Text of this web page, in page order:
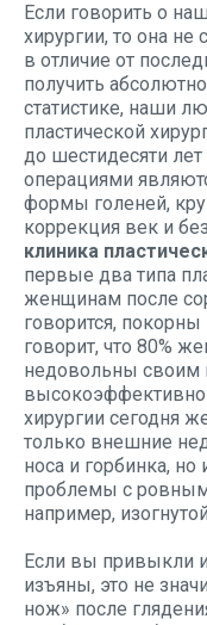
Если говорить о
хирургии, то она не
в отличие от
получить
статистике, наши
пластической
до шестидесяти
операциями
формы голеней,
коррекция век и
клиника
первые два типа
женщинам после
говорится, покорны
говорит, что 80%
недовольны своим
хирургии сегодня
только внешние
носа и горбинка,
проблемы с
например,
Если вы привыкли
изъяны, это не
нож» после